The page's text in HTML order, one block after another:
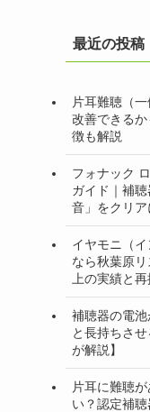
最近の投稿
片耳難聴（
改善できる
徴も解説
フォナック
ガイド｜補
音」をクリ
イヤモニ（
なら秋葉原
上の実績と
補聴器の電
と長持ちさ
が解説】
片耳に難聴
い？認定補